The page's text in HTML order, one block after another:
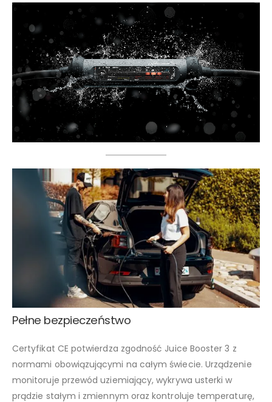
Pełne bezpieczeństwo
Certyfikat CE potwierdza zgodność Juice Booster 3 z
normami obowiązującymi na całym świecie. Urządzenie
monitoruje przewód uziemiający, wykrywa usterki w
prądzie stałym i zmiennym oraz kontroluje temperaturę,